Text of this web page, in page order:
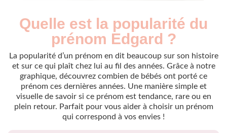
Quelle est la popularité du
prénom Edgard ?
La popularité d’un prénom en dit beaucoup sur son histoire
et sur ce qui plaît chez lui au fil des années. Grâce à notre
graphique, découvrez combien de bébés ont porté ce
prénom ces dernières années. Une manière simple et
visuelle de savoir si ce prénom est tendance, rare ou en
plein retour. Parfait pour vous aider à choisir un prénom
qui correspond à vos envies !
Année
Nouveaux-
nés
2014
6
2017
6
2018
9
2019
9
2021
8
2023
5